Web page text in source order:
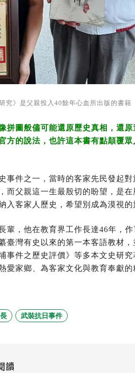
究》是父親投入40餘年心血所出版的書籍
拼圖般儘可能還原歷史真相，還原
方的說法，也許這本書有點顛覆眾
事件之一，當時的客家先民發起對
而父親這一生最殷切的盼望，是在
客家人歷史，希望別成為漠視的
輩，他在教育界工作長達46年，
臺灣有史以來的第一本客語教材，
事件之歷史評價》等多本文史研究
愛家鄉、為客家文化與教育奉獻的
武裝抗日事件
讀